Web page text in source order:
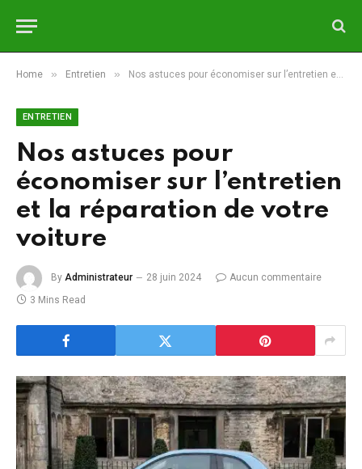
Home » Entretien » Nos astuces pour économiser sur l’entretien et la réparation de votre voiture
ENTRETIEN
Nos astuces pour
économiser sur l’entretien
et la réparation de votre
voiture
By Administrateur 28 juin 2024
Aucun commentaire
3 Mins Read